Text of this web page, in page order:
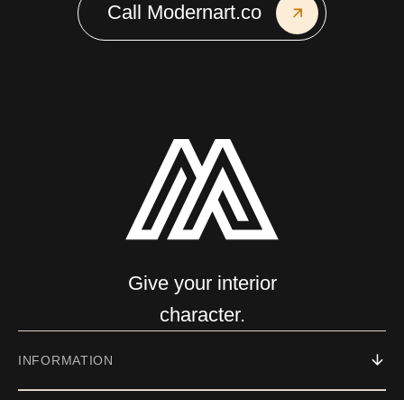
Call Modernart.co
Give your interior
character.
INFORMATION